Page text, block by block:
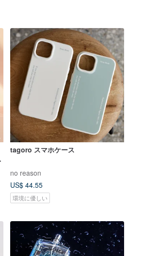
tagoro スマホケース
no reason
US$ 44.55
環境に優しい